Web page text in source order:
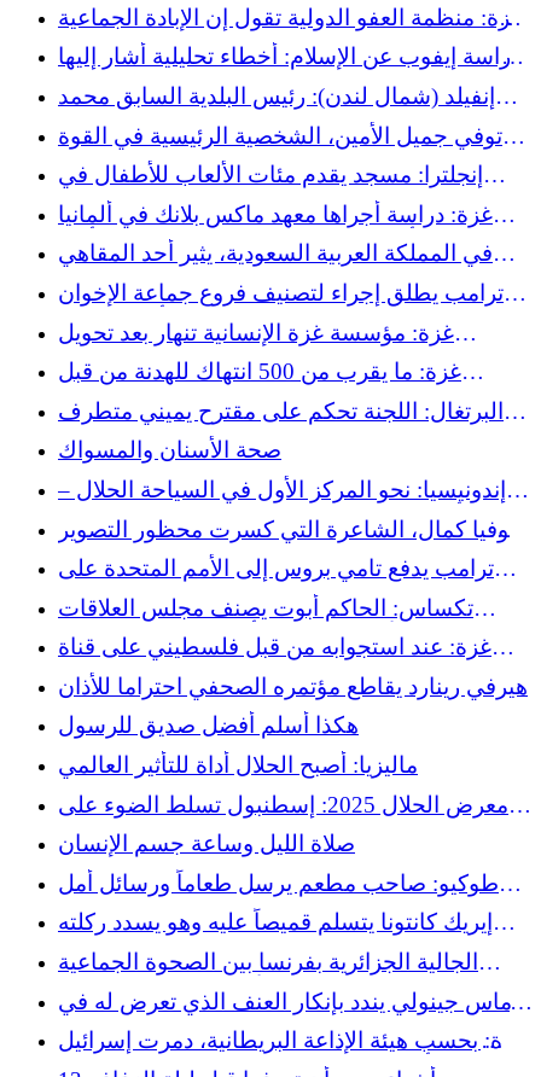
غزة: منظمة العفو الدولية تقول إن الإبادة الجماعية
مستمرة رغم وقف إطلاق النار
دراسة إيفوب عن الإسلام: أخطاء تحليلية أشار إليها
ثلاثة باحثين
إنفيلد (شمال لندن): رئيس البلدية السابق محمد
إسلام يعتذر بعد استغلال منصبه لدعم طلبات
التأشيرة
توفي جميل الأمين، الشخصية الرئيسية في القوة
عامًا
إنجلترا: مسجد يقدم مئات الألعاب للأطفال في
المستشفيات
غزة: دراسة أجراها معهد ماكس بلانك في ألمانيا
تكشف أن الخسائر البشرية قد تتجاوز 100 ألف
في المملكة العربية السعودية، يثير أحد المقاهي
الجدل من خلال تقديم البيرة الخالية من الكحول
ترامب يطلق إجراء لتصنيف فروع جماعة الإخوان
المسلمين على أنها “إرهابية”
غزة: مؤسسة غزة الإنسانية تنهار بعد تحويل
المساعدات إلى فخ موت للسكان الذين يعانون من
الجوع
غزة: ما يقرب من 500 انتهاك للهدنة من قبل
إسرائيل خلال 44 يومًا، ومئات القتلى
البرتغال: اللجنة تحكم على مقترح يميني متطرف
صحة الأسنان والمسواك
إندونيسيا: نحو المركز الأول في السياحة الحلال –
مقابلة أوما مع وزير السياحة ويديانتي بوتري وردهانا
صوفيا كمال، الشاعرة التي كسرت محظور التصوير
الفوتوغرافي في بنغلاديش
ترامب يدفع تامي بروس إلى الأمم المتحدة على
الرغم من تاريخه الحافل بكراهية الإسلام
تكساس: الحاكم أبوت يصنف مجلس العلاقات
الإسلامية الأمريكية، إحدى أكبر منظمات الحقوق
المدنية الإسلامية في الولايات المتحدة، على أنه
"منظمة إرهابية"
غزة: عند استجوابه من قبل فلسطيني على قناة
LCI، لا يزال غلوكسمان يرفض الحديث عن "إبادة
جماعية" على الرغم من اتهامات الخبراء الدوليين
هيرفي رينارد يقاطع مؤتمره الصحفي احتراما للأذان
هكذا أسلم أفضل صديق للرسول
ماليزيا: أصبح الحلال أداة للتأثير العالمي
معرض الحلال 2025: إسطنبول تسلط الضوء على
الطبيعة والنباتية
صلاة الليل وساعة جسم الإنسان
طوكيو: صاحب مطعم يرسل طعاماً ورسائل أمل
إلى غزة
إيريك كانتونا يتسلم قميصاً عليه وهو يسدد ركلته
الشهيرة… لنتنياهو
الجالية الجزائرية بفرنسا بين الصحوة الجماعية
والأمل الجديد في الوحدة
توماس جينولي يندد بإنكار العنف الذي تعرض له في
إسرائيل ويترك مجموعة i24NEWS
غزة: بحسب هيئة الإذاعة البريطانية، دمرت إسرائيل
أكثر من 1500 مبنى منذ وقف إطلاق النار